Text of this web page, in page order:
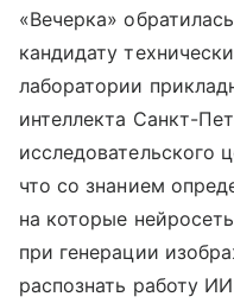
«Вечерка»
кандидату
лаборатории
интеллекта Санкт-
исследовательского
что со знанием
на которые
при генерации
распознать работу